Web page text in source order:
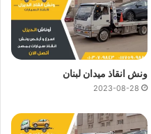
ونش انقاذ ميدان لبنان
2023-08-28